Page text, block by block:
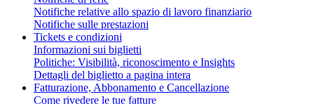
Notifiche relative allo spazio di lavoro finanziario
Notifiche sulle prestazioni
Tickets e condizioni
Informazioni sui biglietti
Politiche: Visibilità, riconoscimento e Insights
Dettagli del biglietto a pagina intera
Fatturazione, Abbonamento e Cancellazione
Come rivedere le tue fatture